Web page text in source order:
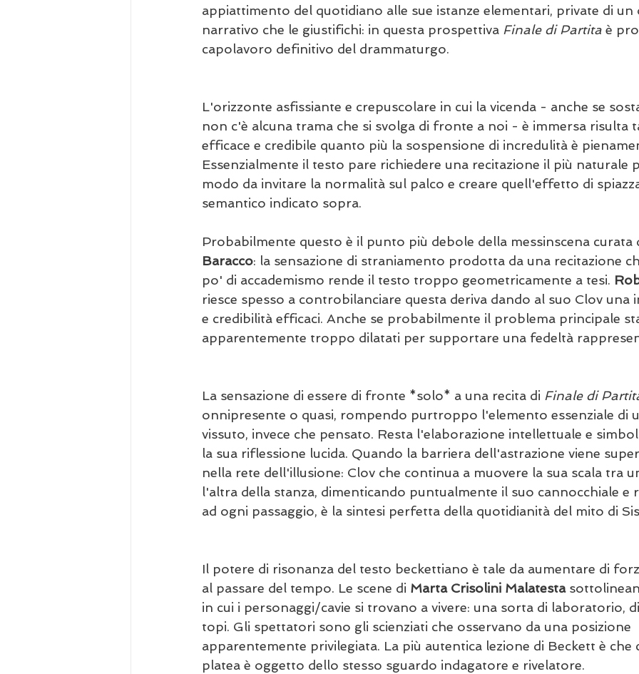
appiattimento del quotidiano alle sue istanze elementari, private di un
narrativo che le giustifichi: in questa prospettiva Finale di Partita è
capolavoro definitivo del drammaturgo.
L'orizzonte asfissiante e crepuscolare in cui la vicenda - anche se
non c'è alcuna trama che si svolga di fronte a noi - è immersa risulta
efficace e credibile quanto più la sospensione di incredulità è
Essenzialmente il testo pare richiedere una recitazione il più naturale
modo da invitare la normalità sul palco e creare quell'effetto di
semantico indicato sopra.
Probabilmente questo è il punto più debole della messinscena curata
Baracco: la sensazione di straniamento prodotta da una recitazione
po' di accademismo rende il testo troppo geometricamente a tesi.
riesce spesso a controbilanciare questa deriva dando al suo Clov una
e credibilità efficaci. Anche se probabilmente il problema principale
apparentemente troppo dilatati per supportare una fedeltà
La sensazione di essere di fronte *solo* a una recita di Finale di
onnipresente o quasi, rompendo purtroppo l'elemento essenziale di
vissuto, invece che pensato. Resta l'elaborazione intellettuale e
la sua riflessione lucida. Quando la barriera dell'astrazione viene
nella rete dell'illusione: Clov che continua a muovere la sua scala tra
l'altra della stanza, dimenticando puntualmente il suo cannocchiale e
ad ogni passaggio, è la sintesi perfetta della quotidianità del mito di
Il potere di risonanza del testo beckettiano è tale da aumentare di
al passare del tempo. Le scene di Marta Crisolini Malatesta
in cui i personaggi/cavie si trovano a vivere: una sorta di laboratorio,
topi. Gli spettatori sono gli scienziati che osservano da una posizione
apparentemente privilegiata. La più autentica lezione di Beckett è che
platea è oggetto dello stesso sguardo indagatore e rivelatore.